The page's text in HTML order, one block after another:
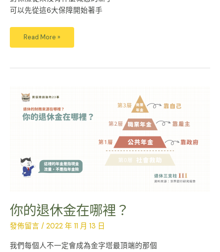
可以先從這6大保障開始著手
Read More »
你的退休金在哪裡？
發佈留言 / 2022 年 11 月 13 日
我們每個人不一定會成為金字塔最頂端的那個
的
退
休
金
在